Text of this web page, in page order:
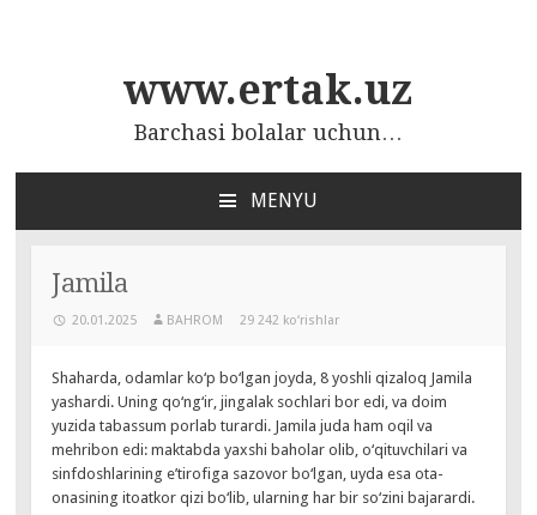
www.ertak.uz
Barchasi bolalar uchun…
MENYU
СОДЕРЖАНИЮ
Jamila
20.01.2025 BAHROM 29 242 ko‘rishlar
Shaharda, odamlar ko‘p bo‘lgan joyda, 8 yoshli qizaloq Jamila
yashardi. Uning qo‘ng‘ir, jingalak sochlari bor edi, va doim
yuzida tabassum porlab turardi. Jamila juda ham oqil va
mehribon edi: maktabda yaxshi baholar olib, o‘qituvchilari va
sinfdoshlarining e’tirofiga sazovor bo‘lgan, uyda esa ota-
onasining itoatkor qizi bo‘lib, ularning har bir so‘zini bajarardi.